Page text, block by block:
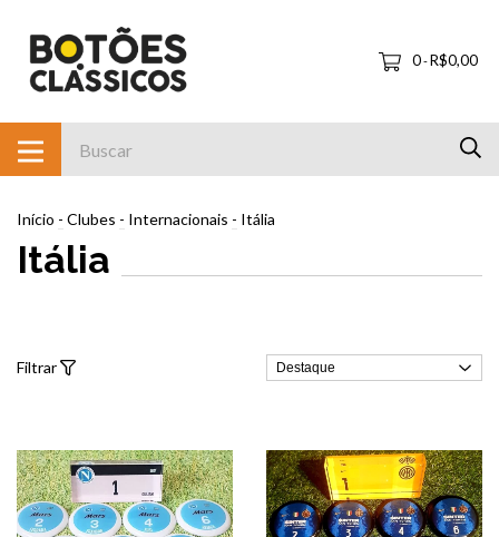
0-R$0,00
Início - Clubes - Internacionais - Itália
Itália
Filtrar